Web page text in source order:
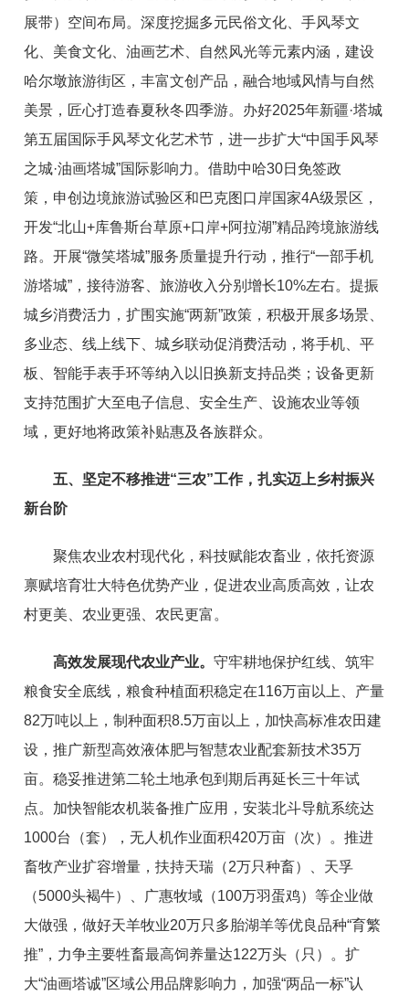
展带） 空间布局。深度挖掘多元民俗文化、手风琴文
化、美食文化、油画艺术、
自然风光等元素内涵，建设
哈尔墩旅游街区，丰富文创产品，融合地域风情与自然
美景，匠心打造春夏秋冬四季游。 办好2025年新疆·塔城
第五届国际手风琴文化艺术节，进一步扩大“中 国手风琴
之城·油画塔城”国际影响力。借助中哈30日免签政
策， 申创边境旅游试验区和巴克图口岸国家4A级景区 ，
开发“北山+库鲁斯台草原+口岸+阿拉湖”精品跨境旅游线
路。开展“微笑塔城”服务质量提升行动 ，推行“一部手机
游塔城”，接待游客、旅游收入分别增长10%左右。提振
城乡消费活力 ，扩围实施“两新”政策，积极开展多场景、
多业态、线上线下、城乡联动促消费活动，将手机、平
板、 智能手表手环等纳入以旧换新支持品类 ；设备更新
支持范围扩大至电子信息、安全生产、设施农业等领
域，更好地将政策补贴惠及各族群众。
五、 坚定不移推进“三农”工作，扎实迈上乡村振兴
新台阶
聚焦农业农村现代化，科技赋能农畜业，依托资源
禀赋培育壮大特色优势产业，促进农业高质高效，让农
村更美、农业更强、农民更富。
高效发展现代农业产业。守牢耕地保护红线、筑牢
粮食安全底线，粮食种植面积稳定在116万亩以上、产量
82万吨以上，制种面积8.5万亩以上， 加快高标准农田建
设，推广新型高效液体肥与智慧农业配套新技术35万
亩。稳妥推进第二轮土地承包到期后再延长三十年试
点。 加快智能农机装备推广应用，安装北斗导航系统达
1000台（套）
，无人机作业面积420万亩（次）。推进
畜牧产业扩容增量，扶持天瑞（2万只种畜）、天孚
（5000头褐牛）、 广惠牧域（100万羽蛋鸡）等企业做
大做强，做好天羊牧业20万只 多胎湖羊等优良品种“育繁
推” ， 力争主要牲畜最高饲养量达122万头（只） 。扩
大“油画塔诚”区域公用品牌影响力 ， 加强“两品一标”认